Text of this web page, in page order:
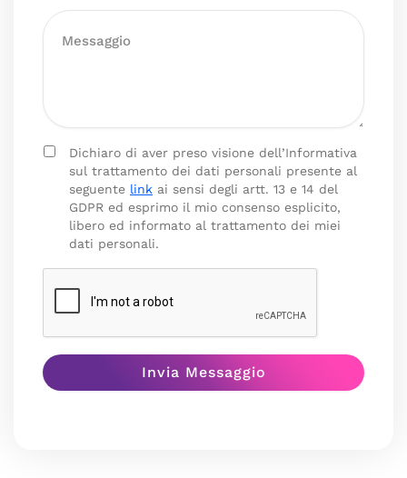
Dichiaro di aver preso visione dell’Informativa
sul trattamento dei dati personali presente al
seguente link ai sensi degli artt. 13 e 14 del
GDPR ed esprimo il mio consenso esplicito,
libero ed informato al trattamento dei miei
dati personali.